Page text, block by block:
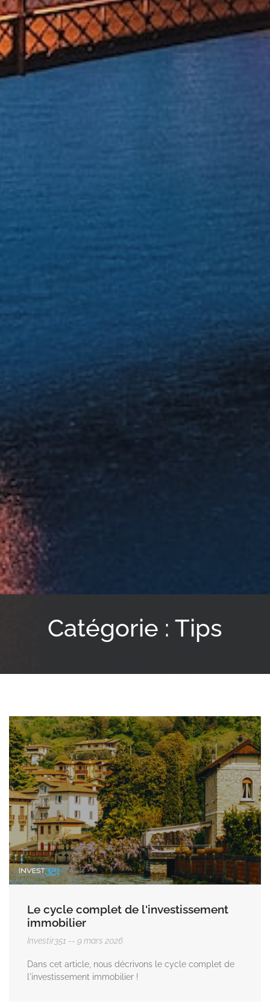
Catégorie : Tips
Le cycle complet de l'investissement
immobilier
Investir351 9 mars 2026
Dans cet article, nous décrivons le cycle complet de
l'investissement immobilier !